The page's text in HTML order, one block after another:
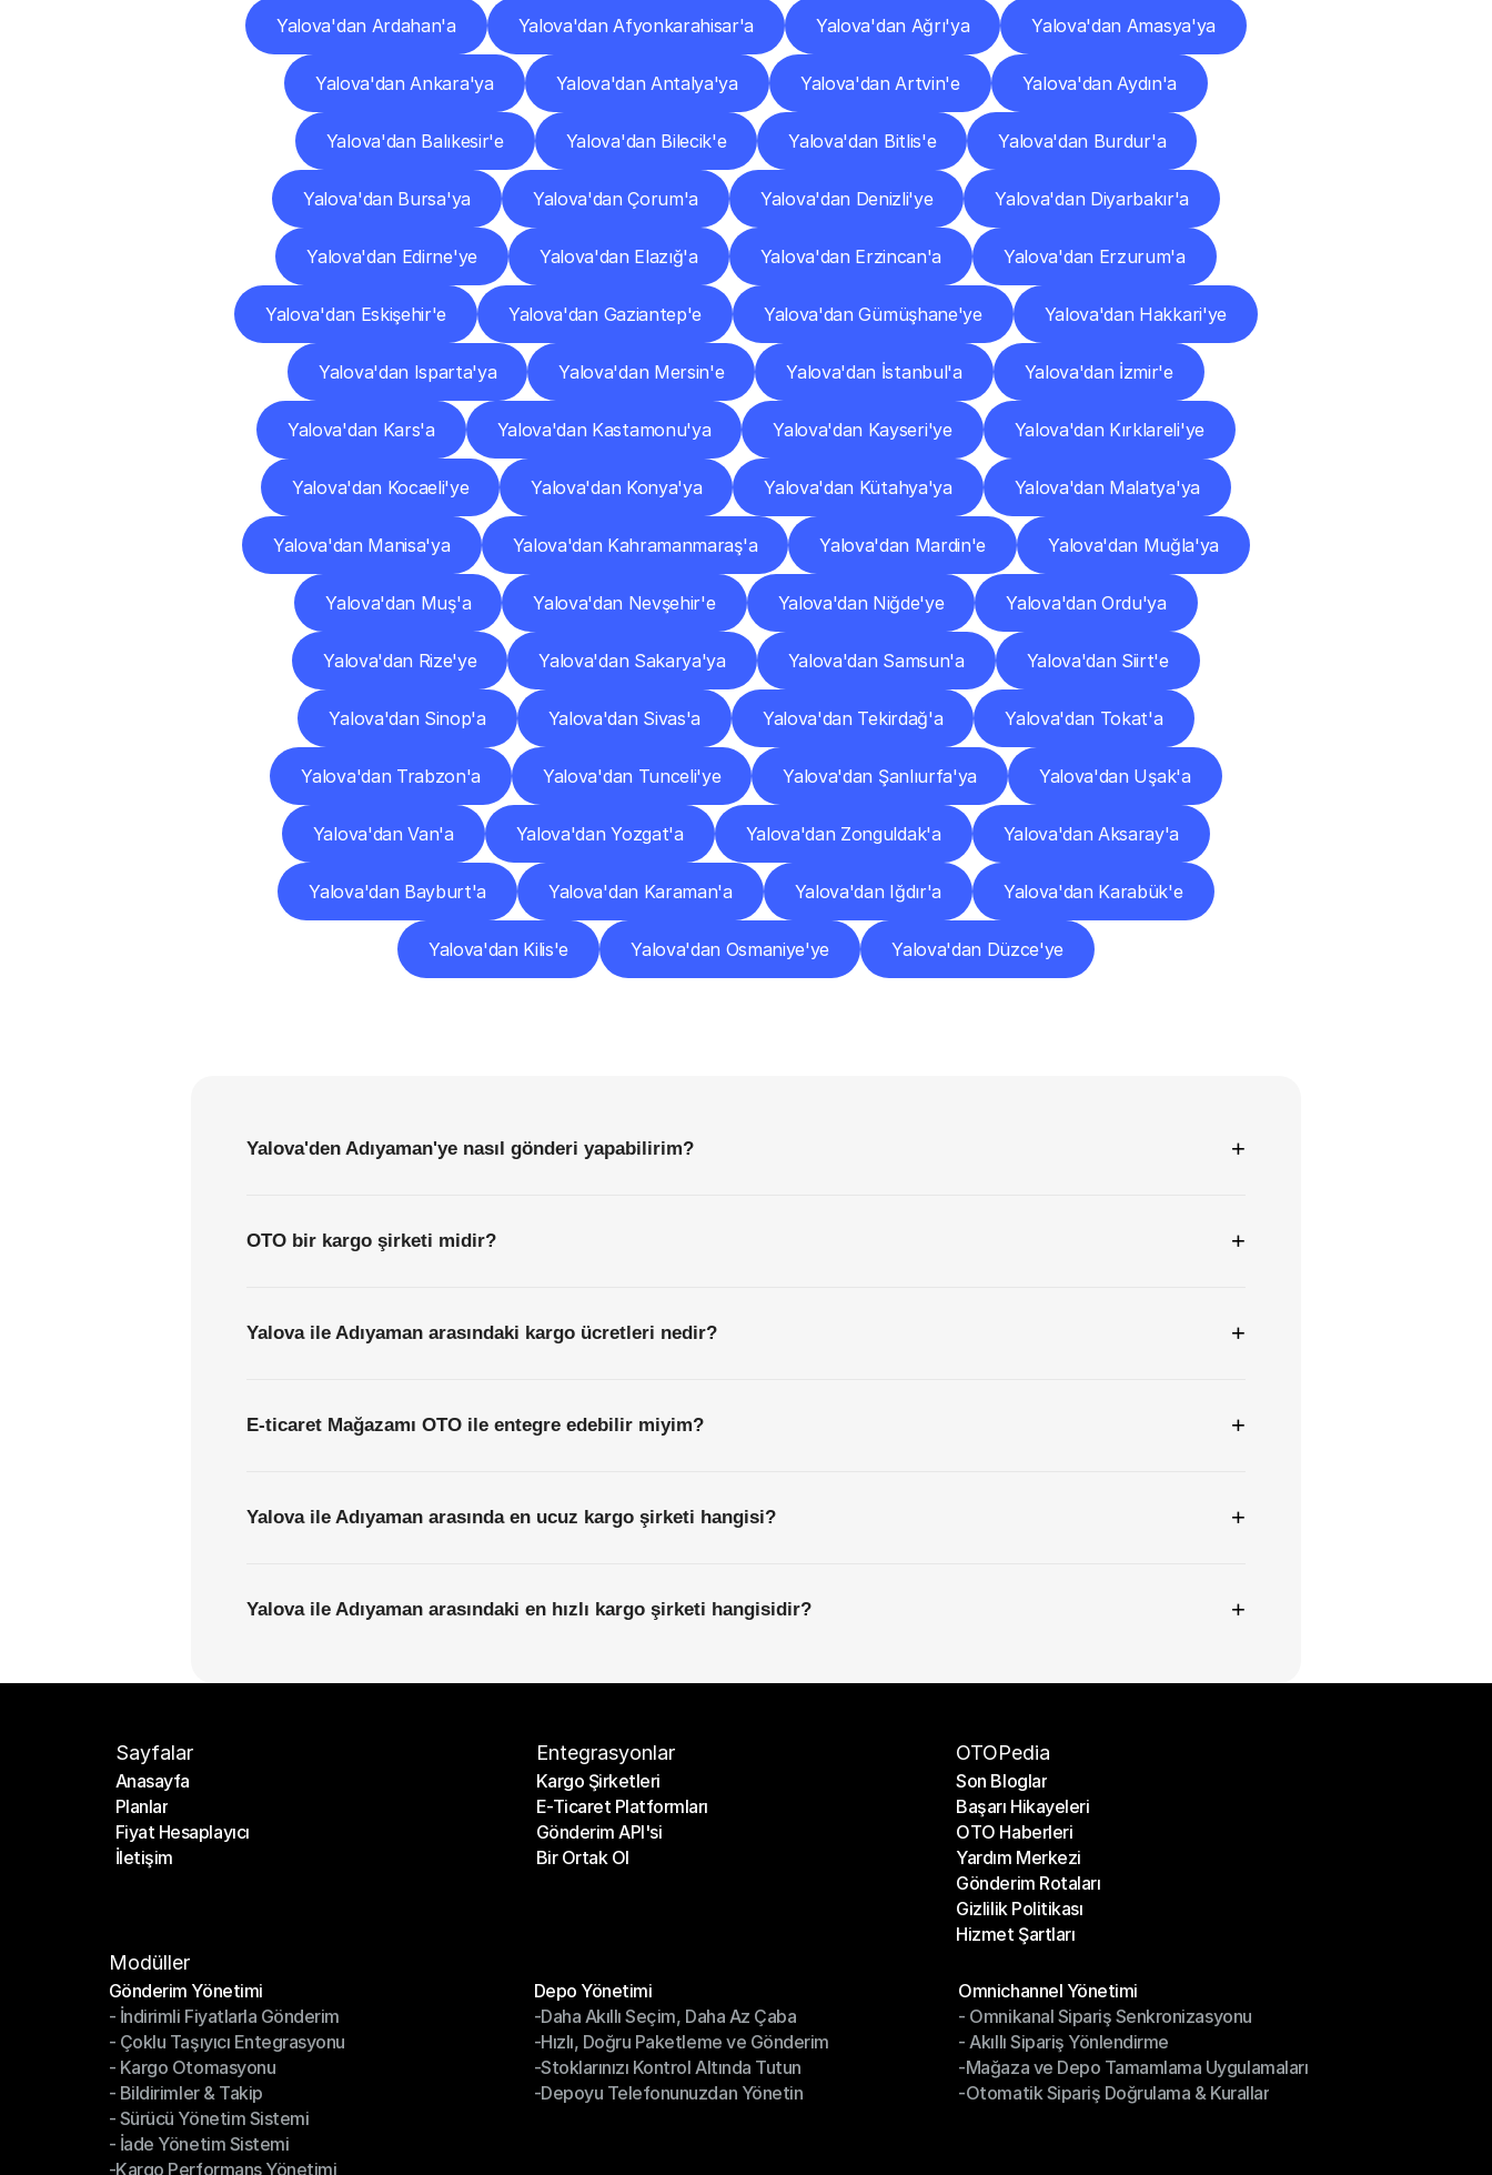
Yalova'dan Ardahan'a Yalova'dan Afyonkarahisar'a Yalova'dan Ağrı'ya Yalova'dan Amasya'ya
Yalova'dan Ankara'ya Yalova'dan Antalya'ya Yalova'dan Artvin'e Yalova'dan Aydın'a
Yalova'dan Balıkesir'e Yalova'dan Bilecik'e Yalova'dan Bitlis'e Yalova'dan Burdur'a
Yalova'dan Bursa'ya Yalova'dan Çorum'a Yalova'dan Denizli'ye Yalova'dan Diyarbakır'a
Yalova'dan Edirne'ye Yalova'dan Elazığ'a Yalova'dan Erzincan'a Yalova'dan Erzurum'a
Yalova'dan Eskişehir'e Yalova'dan Gaziantep'e Yalova'dan Gümüşhane'ye Yalova'dan Hakkari'ye
Yalova'dan Isparta'ya Yalova'dan Mersin'e Yalova'dan İstanbul'a Yalova'dan İzmir'e
Yalova'dan Kars'a Yalova'dan Kastamonu'ya Yalova'dan Kayseri'ye Yalova'dan Kırklareli'ye
Yalova'dan Kocaeli'ye Yalova'dan Konya'ya Yalova'dan Kütahya'ya Yalova'dan Malatya'ya
Yalova'dan Manisa'ya Yalova'dan Kahramanmaraş'a Yalova'dan Mardin'e Yalova'dan Muğla'ya
Yalova'dan Muş'a Yalova'dan Nevşehir'e Yalova'dan Niğde'ye Yalova'dan Ordu'ya
Yalova'dan Rize'ye Yalova'dan Sakarya'ya Yalova'dan Samsun'a Yalova'dan Siirt'e
Yalova'dan Sinop'a Yalova'dan Sivas'a Yalova'dan Tekirdağ'a Yalova'dan Tokat'a
Yalova'dan Trabzon'a Yalova'dan Tunceli'ye Yalova'dan Şanlıurfa'ya Yalova'dan Uşak'a
Yalova'dan Van'a Yalova'dan Yozgat'a Yalova'dan Zonguldak'a Yalova'dan Aksaray'a
Yalova'dan Bayburt'a Yalova'dan Karaman'a Yalova'dan Iğdır'a Yalova'dan Karabük'e
Yalova'dan Kilis'e Yalova'dan Osmaniye'ye Yalova'dan Düzce'ye
Yalova'den Adıyaman'ye nasıl gönderi yapabilirim? +
OTO bir kargo şirketi midir? +
Yalova ile Adıyaman arasındaki kargo ücretleri nedir? +
E-ticaret Mağazamı OTO ile entegre edebilir miyim? +
Yalova ile Adıyaman arasında en ucuz kargo şirketi hangisi? +
Yalova ile Adıyaman arasındaki en hızlı kargo şirketi hangisidir? +
Sayfalar
Anasayfa
Anasayfa
Planlar
Planlar
Fiyat Hesaplayıcı
Fiyat Hesaplayıcı
İletişim
Entegrasyonlar
Kargo Şirketleri
Kargo Şirketleri
E-Ticaret Platformları
E-Ticaret Platformları
Gönderim API'si
Gönderim API'si
Bir Ortak Ol
OTOPedia
Son Bloglar
Son Bloglar
Başarı Hikayeleri
Başarı Hikayeleri
OTO Haberleri
OTO Haberleri
Yardım Merkezi
Yardım Merkezi
Gönderim Rotaları
Gönderim Rotaları
Gizlilik Politikası
Gizlilik Politikası
Hizmet Şartları
Modüller
Gönderim Yönetimi
Gönderim Yönetimi
- İndirimli Fiyatlarla Gönderim
- İndirimli Fiyatlarla Gönderim
- Çoklu Taşıyıcı Entegrasyonu
- Çoklu Taşıyıcı Entegrasyonu
- Kargo Otomasyonu
- Kargo Otomasyonu
- Bildirimler & Takip
- Bildirimler & Takip
- Sürücü Yönetim Sistemi
- Sürücü Yönetim Sistemi
- İade Yönetim Sistemi
- İade Yönetim Sistemi
-Kargo Performans Yönetimi
Depo Yönetimi
Depo Yönetimi
-Daha Akıllı Seçim, Daha Az Çaba
-Daha Akıllı Seçim, Daha Az Çaba
-Hızlı, Doğru Paketleme ve Gönderim
-Hızlı, Doğru Paketleme ve Gönderim
-Stoklarınızı Kontrol Altında Tutun
-Stoklarınızı Kontrol Altında Tutun
-Depoyu Telefonunuzdan Yönetin
Omnichannel Yönetimi
Omnichannel Yönetimi
- Omnikanal Sipariş Senkronizasyonu
- Omnikanal Sipariş Senkronizasyonu
- Akıllı Sipariş Yönlendirme
- Akıllı Sipariş Yönlendirme
-Mağaza ve Depo Tamamlama Uygulamaları
-Mağaza ve Depo Tamamlama Uygulamaları
-Otomatik Sipariş Doğrulama & Kurallar